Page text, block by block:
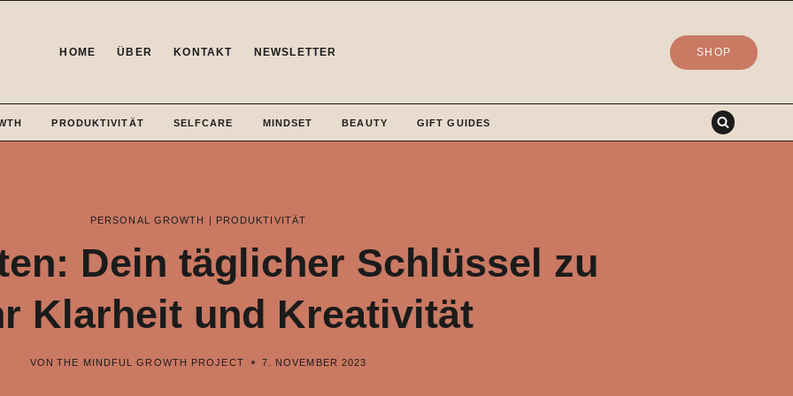
HOME ÜBER KONTAKT NEWSLETTER SHOP
PRODUKTIVITÄT SELFCARE MINDSET BEAUTY GIFT GUIDES
PERSONAL GROWTH PRODUKTIVITÄT
Dein täglicher Schlüssel zu
Klarheit und Kreativität
VON THE MINDFUL GROWTH PROJECT 7. NOVEMBER 2023